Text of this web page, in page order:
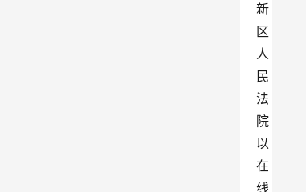
新
区
人
民
法
院
以
在
线